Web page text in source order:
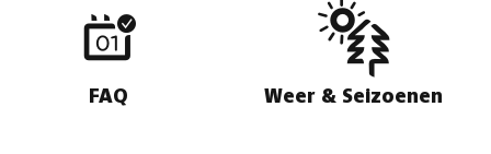
FAQ Weer & Seizoenen